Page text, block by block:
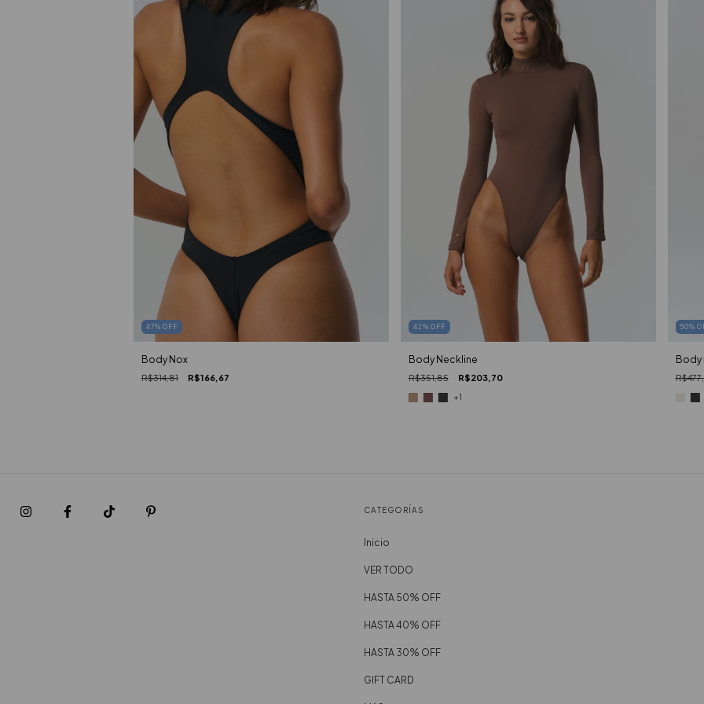
47% OFF
Body Nox
R$314,81 R$166,67
42 % OFF
Body Neckline
R$351,85 R$203,70
+1
50%
Body
CATEGORÍAS
Inicio
VER TODO
HASTA 50% OFF
HASTA 40% OFF
HASTA 30% OFF
GIFT CARD